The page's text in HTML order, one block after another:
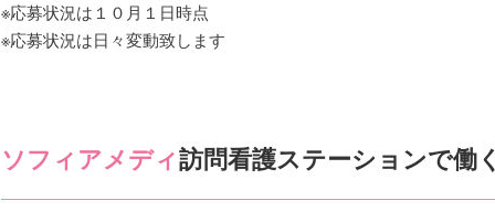
※応募状況は１０月１日時点
※応募状況は日々変動致します
ソフィアメディ訪問看護ステーションで働く